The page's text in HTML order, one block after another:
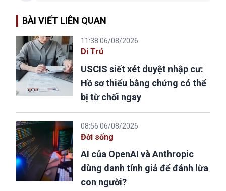
BÀI VIẾT LIÊN QUAN
11:38 06/08/2026
Di Trú
USCIS siết xét duyệt nhập cư:
Hồ sơ thiếu bằng chứng có thể
bị từ chối ngay
08:56 06/08/2026
Đời sống
AI của OpenAI và Anthropic
dùng danh tính giả để đánh lừa
con người?